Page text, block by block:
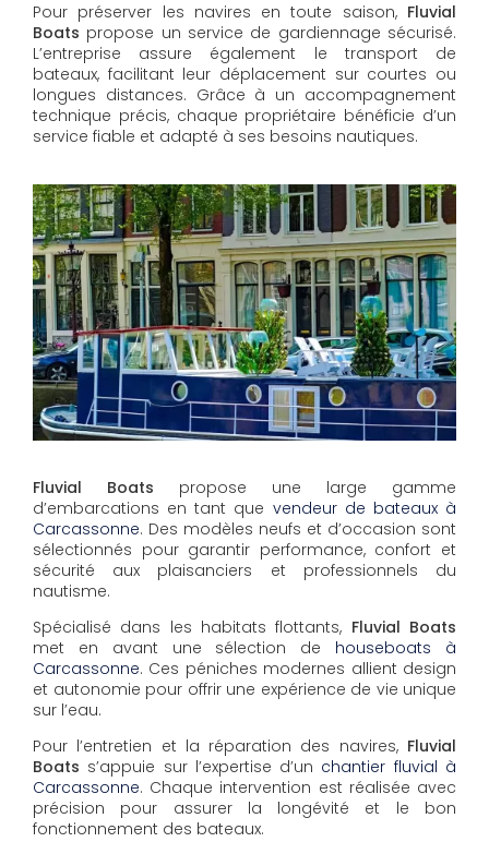
Pour préserver les navires en toute saison, Fluvial
Boats propose un service de gardiennage sécurisé.
L’entreprise assure également le transport de
bateaux, facilitant leur déplacement sur courtes ou
longues distances. Grâce à un accompagnement
technique précis, chaque propriétaire bénéficie d’un
service fiable et adapté à ses besoins nautiques.
Fluvial Boats propose une large gamme
d’embarcations en tant que vendeur de bateaux à
Carcassonne. Des modèles neufs et d’occasion sont
sélectionnés pour garantir performance, confort et
sécurité aux plaisanciers et professionnels du
nautisme.
Spécialisé dans les habitats flottants, Fluvial Boats
met en avant une sélection de houseboats à
Carcassonne. Ces péniches modernes allient design
et autonomie pour offrir une expérience de vie unique
sur l’eau.
Pour l’entretien et la réparation des navires, Fluvial
Boats s’appuie sur l’expertise d’un chantier fluvial à
Carcassonne. Chaque intervention est réalisée avec
précision pour assurer la longévité et le bon
fonctionnement des bateaux.